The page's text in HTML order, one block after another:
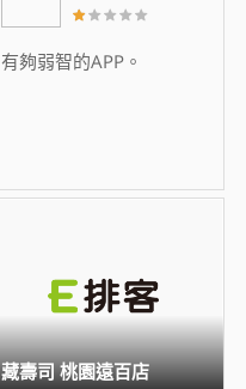
有夠弱智的APP。
藏壽司 桃園遠百店